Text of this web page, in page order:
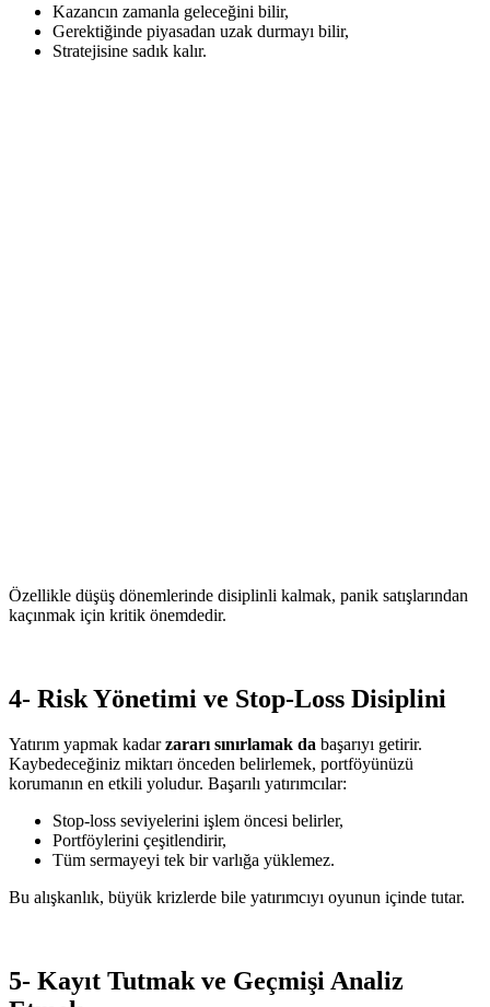
Kazancın zamanla geleceğini bilir,
Gerektiğinde piyasadan uzak durmayı bilir,
Stratejisine sadık kalır.
Özellikle düşüş dönemlerinde disiplinli kalmak, panik satışlarından
kaçınmak için kritik önemdedir.
4- Risk Yönetimi ve Stop-Loss Disiplini
Yatırım yapmak kadarzararı sınırlamak da başarıyı getirir.
Kaybedeceğiniz miktarı önceden belirlemek, portföyünüzü
korumanın en etkili yoludur. Başarılı yatırımcılar:
Stop-loss seviyelerini işlem öncesi belirler,
Portföylerini çeşitlendirir,
Tüm sermayeyi tek bir varlığa yüklemez.
Bu alışkanlık, büyük krizlerde bile yatırımcıyı oyunun içinde tutar.
5- Kayıt Tutmak ve Geçmişi Analiz